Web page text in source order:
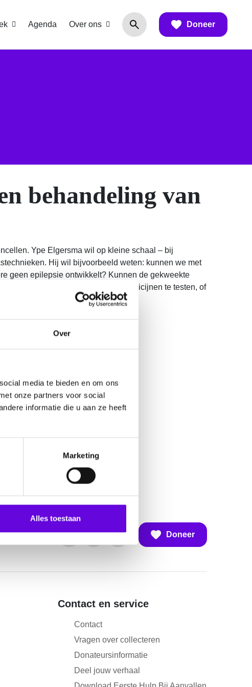
Over
media te bieden en om ons
onze partners voor social
informatie die u aan ze heeft
Marketing
Alles toestaan
Agenda Over ons Doneer
behandeling van
Ype Elgersma wil op kleine schaal – bij
Hij wil bijvoorbeeld weten: kunnen we met
geen epilepsie ontwikkelt? Kunnen de gekweekte
gebruiken om nieuwe medicijnen te testen, of
Doneer
Contact en service
Contact
Vragen over collecteren
Donateursinformatie
Deel jouw verhaal